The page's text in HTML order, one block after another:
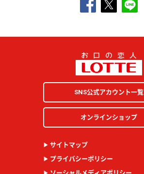
SNS公式アカウント一覧
オンラインショップ
サイトマップ
プライバシーポリシー